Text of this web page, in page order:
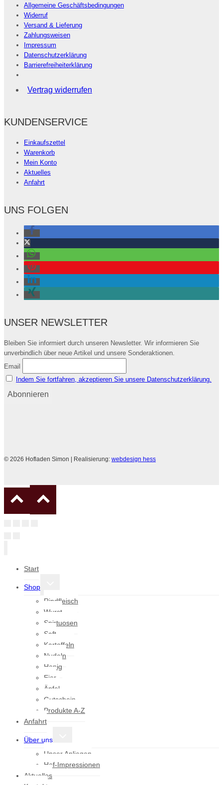
Allgemeine Geschäftsbedingungen
Widerruf
Versand & Lieferung
Zahlungsweisen
Impressum
Datenschutzerklärung
Barrierefreiheiterklärung
Vertrag widerrufen
KUNDENSERVICE
Einkaufszettel
Warenkorb
Mein Konto
Aktuelles
Anfahrt
UNS FOLGEN
UNSER NEWSLETTER
Bleiben Sie informiert durch unseren Newsletter. Wir informieren Sie
unverbindlich über neue Artikel und unsere Sonderaktionen.
Email
Indem Sie fortfahren, akzeptieren Sie unsere Datenschutzerklärung.
© 2026 Hofladen Simon | Realisierung: webdesign hess
Start
Shop
Rindfleisch
Wurst
Spirtuosen
Saft
Kartoffeln
Nudeln
Honig
Eier
Äpfel
Gutschein
Produkte A-Z
Anfahrt
Über uns
Unser Anliegen
Hof-Impressionen
Aktuelles